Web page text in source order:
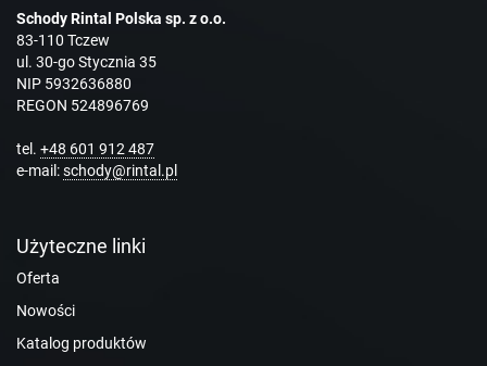
Schody Rintal Polska sp. z o.o.
83-110 Tczew
ul. 30-go Stycznia 35
NIP 5932636880
REGON 524896769
tel. +48 601 912 487
e-mail:schody@rintal.pl
Użyteczne linki
Oferta
Nowości
Katalog produktów